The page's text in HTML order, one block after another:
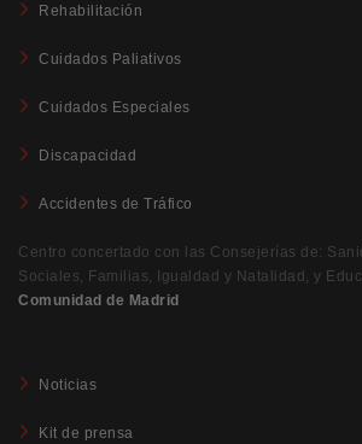
Rehabilitación
Cuidados Paliativos
Cuidados Especiales
Discapacidad
Accidentes de Tráfico
Centro concertado con las Consejerías de:
Sociales, Familias, Igualdad y Natalidad, y
Comunidad de Madrid
Noticias
Kit de prensa